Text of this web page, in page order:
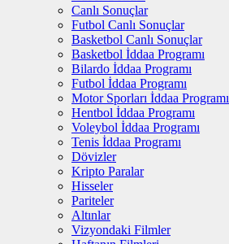
Canlı Sonuçlar
Futbol Canlı Sonuçlar
Basketbol Canlı Sonuçlar
Basketbol İddaa Programı
Bilardo İddaa Programı
Futbol İddaa Programı
Motor Sporları İddaa Programı
Hentbol İddaa Programı
Voleybol İddaa Programı
Tenis İddaa Programı
Dövizler
Kripto Paralar
Hisseler
Pariteler
Altınlar
Vizyondaki Filmler